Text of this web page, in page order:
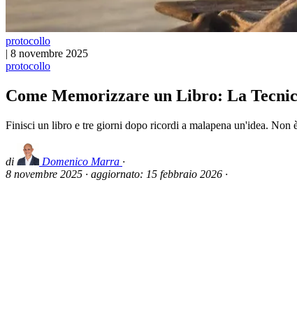
protocollo
| 8 novembre 2025
protocollo
Come Memorizzare un Libro: La
Finisci un libro e tre giorni dopo ricordi a malapena un'idea. Non
di Domenico Marra ·
8 novembre 2025 · aggiornato: 15 febbraio 2026 ·